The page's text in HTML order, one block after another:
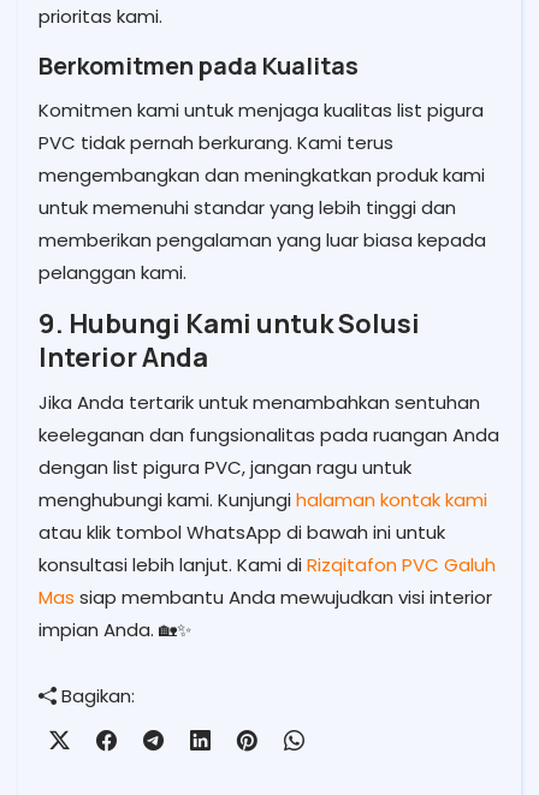
prioritas kami.
Berkomitmen pada Kualitas
Komitmen kami untuk menjaga kualitas list pigura
PVC tidak pernah berkurang. Kami terus
mengembangkan dan meningkatkan produk kami
untuk memenuhi standar yang lebih tinggi dan
memberikan pengalaman yang luar biasa kepada
pelanggan kami.
9. Hubungi Kami untuk Solusi
Interior Anda
Jika Anda tertarik untuk menambahkan sentuhan
keeleganan dan fungsionalitas pada ruangan Anda
dengan list pigura PVC, jangan ragu untuk
menghubungi kami. Kunjungihalaman kontak kami
atau klik tombol WhatsApp di bawah ini untuk
konsultasi lebih lanjut. Kami diRizqitafon PVC Galuh
Mas siap membantu Anda mewujudkan visi interior
impian Anda. 🏡✨
Bagikan: